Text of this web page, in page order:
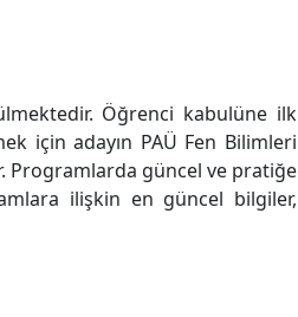
Öğrenci kabulüne ilk
için adayın PAÜ Fen Bilimleri
Programlarda güncel ve pratiğe
ilişkin en güncel bilgiler,